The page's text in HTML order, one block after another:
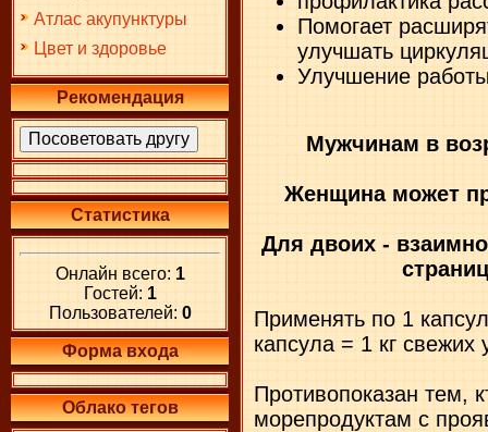
Атлас акупунктуры
Цвет и здоровье
Рекомендация
Статистика
Онлайн всего: 1
Гостей: 1
Пользователей: 0
Форма входа
Облако тегов
Помогает
улучшать
Улучшение
Мужчинам в
Женщина может
Для двоих -
Применять по 1
капсула = 1 кг свежих
Противопоказан тем,
морепродуктам с